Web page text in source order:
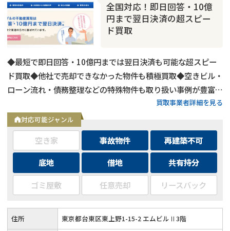
全国対応！即日回答・10億
円まで翌日決済の超スピー
ド買取
◆最短で即日回答・10億円までは翌日決済も可能な超スピー
ド買取◆他社で売却できなかった物件も積極買取◆空きビル・
ローン流れ・債務整理などの特殊物件も取り扱い事例が豊富◆
買取事業者詳細を見る
対応可能ジャンル
空き家 事故物件
再建築不可
底地
借地
共有持分
ゴミ屋敷
任意売却 リースバック
住所 東京都台東区東上野1-15-2 エムビルⅡ3階
共有持分 の売却でお悩みならこちら
営業時間外 （メール問合せなら24時間受付）
0120-543-357 メール